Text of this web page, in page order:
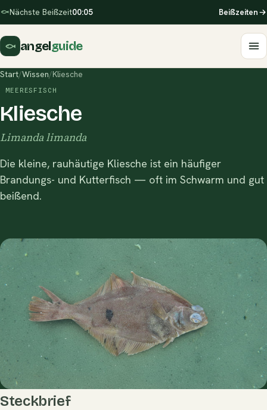
Nächste Beißzeit00:05 Beißzeiten
angelguide
Start/Wissen/Kliesche
MEERESFISCH
Kliesche
Limanda limanda
Die kleine, rauhäutige Kliesche ist ein häufiger
Brandungs- und Kutterfisch — oft im Schwarm und gut
beißend.
Steckbrief